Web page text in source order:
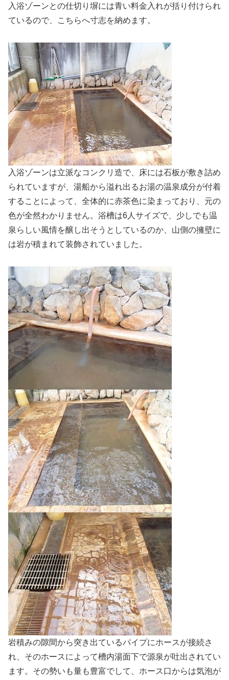
入浴ゾーンとの仕切り塀には青い料金入れが括り付けられ
ているので、こちらへ寸志を納めます。
入浴ゾーンは立派なコンクリ造で、床には石板が敷き詰め
られていますが、湯船から溢れ出るお湯の温泉成分が付着
することによって、全体的に赤茶色に染まっており、元の
色が全然わかりません。浴槽は6人サイズで、少しでも温
泉らしい風情を醸し出そうとしているのか、山側の擁壁に
は岩が積まれて装飾されていました。
岩積みの隙間から突き出ているパイプにホースが接続さ
れ、そのホースによって槽内湯面下で源泉が吐出されてい
ます。その勢いも量も豊富でして、ホース口からは気泡が